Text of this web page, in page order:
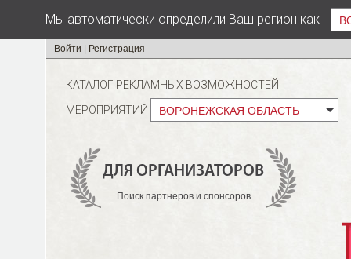
Мы автоматически определили Ваш регион как
Войти Регистрация
КАТАЛОГ РЕКЛАМНЫХ ВОЗМОЖНОСТЕЙ
МЕРОПРИЯТИЙ
ВОРОНЕЖСКАЯ ОБЛАСТЬ
ДЛЯ ОРГАНИЗАТОРОВ
Поиск партнеров и спонсоров